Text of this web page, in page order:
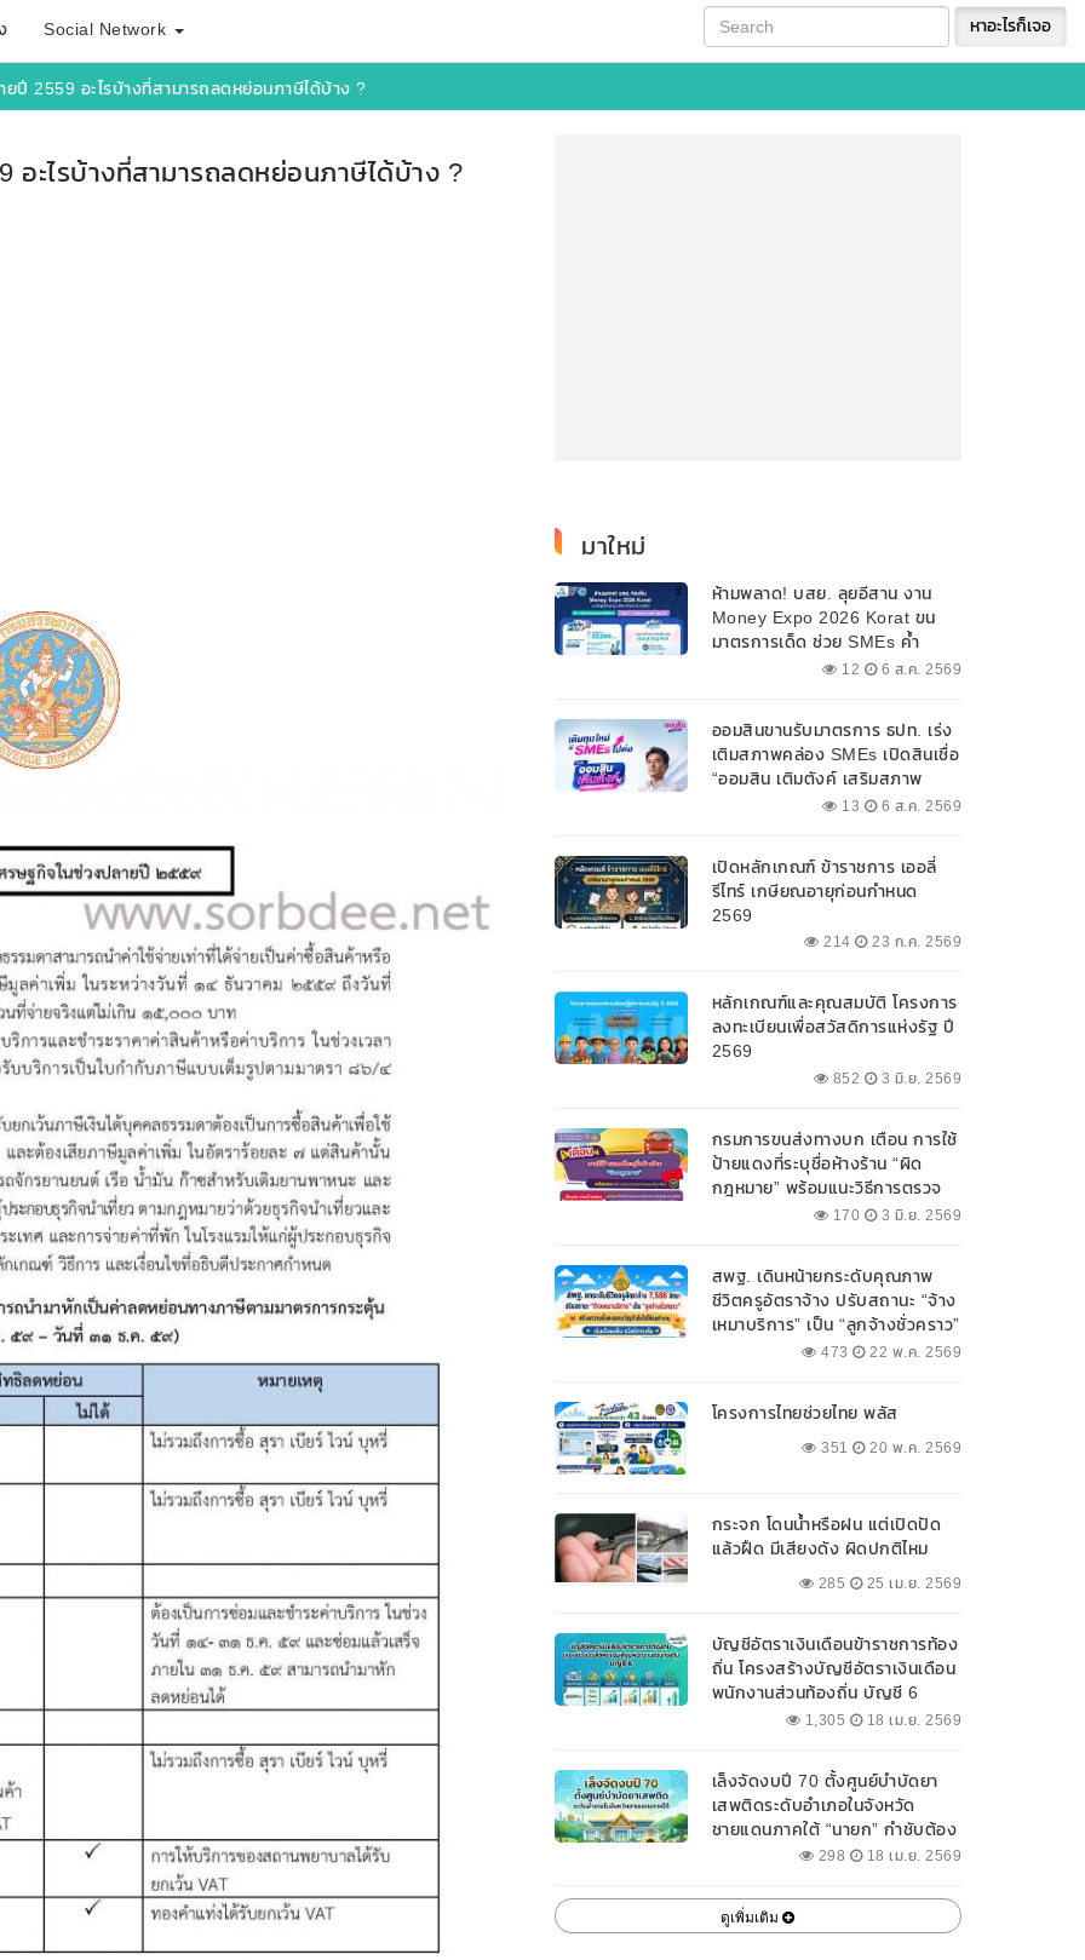
Social Network หาอะไรก็เจอ
ปี 2559 อะไรบ้างที่สามารถลดหย่อนภาษีได้บ้าง ?
อะไรบ้างที่สามารถลดหย่อนภาษีได้บ้าง ?
มาใหม่
ห้ามพลาด! บสย. ลุยอีสาน งาน
Money Expo 2026 Korat ขน
มาตรการเด็ด ช่วย SMEs ค้ำ
ประกันสินเชื่อ-แก้หนี้ 7-9 ส.ค. 69
12 6 ส.ค. 2569
ออมสินขานรับมาตรการ ธปท. เร่ง
เติมสภาพคล่อง SMEs เปิดสินเชื่อ
“ออมสิน เติมตังค์ เสริมสภาพ
คล่อง” วงเงินรวม 2,000
วงเงินกู้สูงสุด 100% ของหลัก
ประกัน ผ่อนนานสูงสุด 10 ปี
13 6 ส.ค. 2569
เปิดหลักเกณฑ์ ข้าราชการ เออลี่
รีไทร์ เกษียณอายุก่อนกำหนด
2569
214 23 ก.ค. 2569
หลักเกณฑ์และคุณสมบัติ โครงการ
ลงทะเบียนเพื่อสวัสดิการแห่งรัฐ ปี
2569
852 3 มิ.ย. 2569
กรมการขนส่งทางบก เตือน การใช้
ป้ายแดงที่ระบุชื่อห้างร้าน “ผิด
กฎหมาย” พร้อมแนะวิธีการตรวจ
สอบป้ายแดงที่ถูกต้อง
170 3 มิ.ย. 2569
สพฐ. เดินหน้ายกระดับคุณภาพ
ชีวิตครูอัตราจ้าง ปรับสถานะ “จ้าง
เหมาบริการ” เป็น “ลูกจ้างชั่วคราว”
473 22 พ.ค. 2569
โครงการไทยช่วยไทย พลัส
351 20 พ.ค. 2569
กระจก โดนน้ำหรือฝน แต่เปิดปัด
แล้วฝืด มีเสียงดัง ผิดปกติไหม
285 25 เม.ย. 2569
บัญชีอัตราเงินเดือนข้าราชการท้อง
ถิ่น โครงสร้างบัญชีอัตราเงินเดือน
พนักงานส่วนท้องถิ่น บัญชี 6
1,305 18 เม.ย. 2569
เล็งจัดงบปี 70 ตั้งศูนย์บำบัดยา
เสพติดระดับอำเภอในจังหวัด
ชายแดนภาคใต้ “นายก” กำชับต้อง
ออกแบบเฉพาะให้สอดคล้องกับ
298 18 เม.ย. 2569
ดูเพิ่มเติม